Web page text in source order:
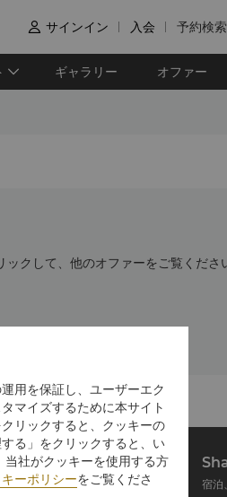
 サインイン 入会 予約検索
ギャラリー オファー
クして、他のオファーをご覧くださ
宿泊
用を保証し、ユーザーエク
マイズするために本サイト
リックすると、クッキーの
る」をクリックすると、い
社がクッキーを使用する方
ーポリシーをご覧くださ